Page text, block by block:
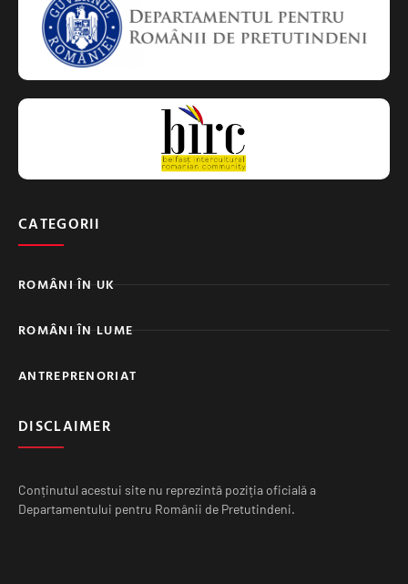
CATEGORII
ROMÂNI ÎN UK
ROMÂNI ÎN LUME
ANTREPRENORIAT
DISCLAIMER
Conținutul acestui site nu reprezintă poziția oficială a
Departamentului pentru Românii de Pretutindeni.